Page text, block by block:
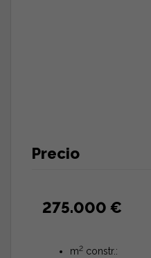
Precio
275.000 €
m2 constr.: